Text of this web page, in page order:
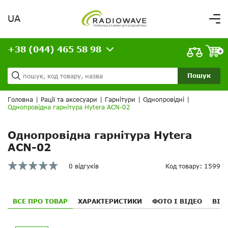
Вітаємо,
увійдіть в особистий кабінет
Доставка та оплата
Кредит
Статті
Контакти
ВАШЕ ЗАМОВЛЕННЯ
UA
Пошук
+38 (044) 465 58 98 0
Головна Рації та аксесуари Гарнітури Однопровідні
Однопровідна гарнітура Hytera ACN-02
Однопровідна гарнітура Hytera
ACN-02
0 відгуків Код товару: 1599
ВСЕ ПРО ТОВАР ХАРАКТЕРИСТИКИ ФОТО І ВІДЕО